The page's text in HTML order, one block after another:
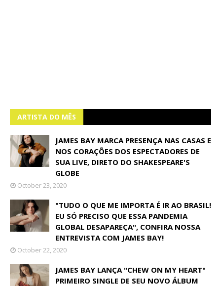
ARTISTA DO MÊS
JAMES BAY MARCA PRESENÇA NAS CASAS E
NOS CORAÇÕES DOS ESPECTADORES DE
SUA LIVE, DIRETO DO SHAKESPEARE'S
GLOBE
October 23, 2020
"TUDO O QUE ME IMPORTA É IR AO BRASIL!
EU SÓ PRECISO QUE ESSA PANDEMIA
GLOBAL DESAPAREÇA", CONFIRA NOSSA
ENTREVISTA COM JAMES BAY!
October 22, 2020
JAMES BAY LANÇA "CHEW ON MY HEART"
PRIMEIRO SINGLE DE SEU NOVO ÁLBUM